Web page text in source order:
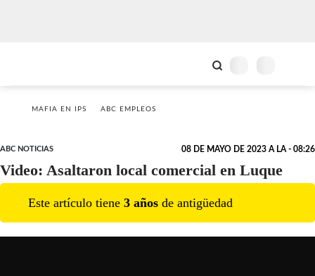
MAFIA EN IPS ABC EMPLEOS
ABC NOTICIAS 08 DE MAYO DE 2023 A LA - 08:26
Video: Asaltaron local comercial en Luque
Este artículo tiene 3 años de antigüedad